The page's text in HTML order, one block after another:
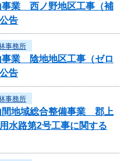
事業 西ノ野地区工事（補
告
事務所
事業 陰地地区工事（ゼロ
告
事務所
間地域総合整備事業 郡上
水路第2号工事に関する